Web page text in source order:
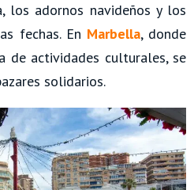
los adornos navideños y los
fechas. En Marbella, donde
de actividades culturales, se
solidarios.